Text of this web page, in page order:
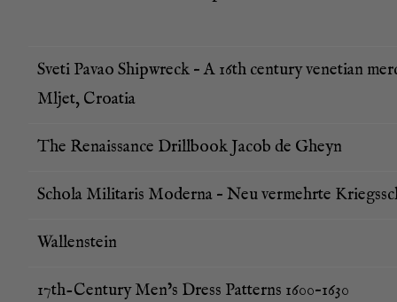
Sve­ti Pavao Ship­w­reck – A 16th cen­tu­ry vene­ti­an
Mljet, Croatia
The Renais­sance Drill­book Jacob de Gheyn
Scho­la Mili­ta­ris Moder­na – Neu ver­mehr­te
Wal­len­stein
17th-Cen­tu­ry Men’s Dress Pat­terns 1600–1630